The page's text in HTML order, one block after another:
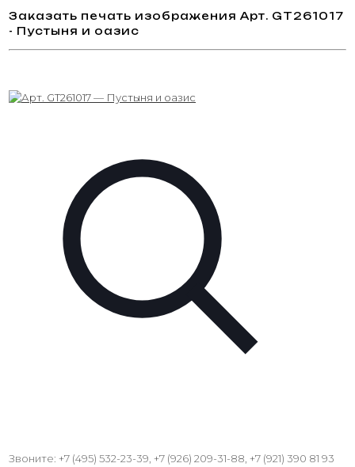
Заказать печать изображения Арт. GT261017
- Пустыня и оазис
Звоните: +7 (495) 532-23-39, +7 (926) 209-31-88, +7 (921) 390 81 93